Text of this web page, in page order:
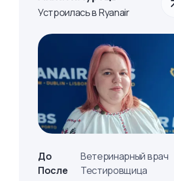
Устроилась в Ryanair
До
Ветеринарный врач
После
Тестировщица